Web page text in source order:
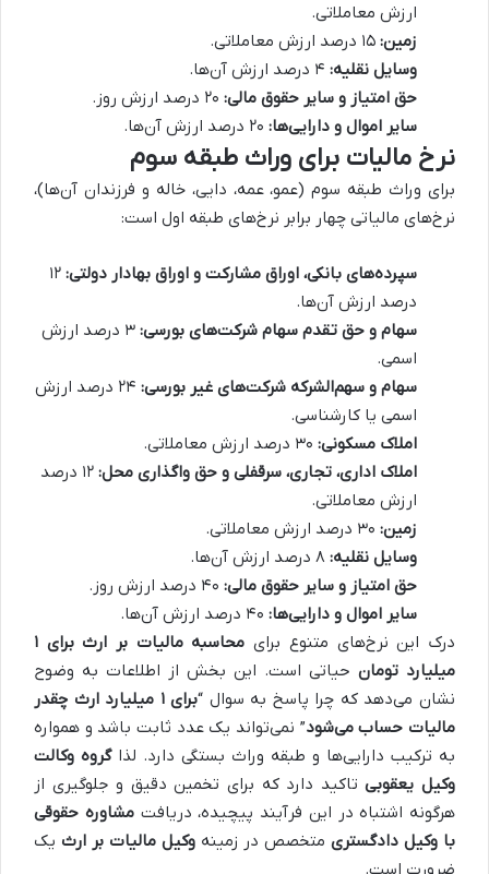
ارزش معاملاتی.
زمین:
وسایل نقلیه:
حق امتیاز و سایر حقوق مالی:
سایر اموال و دارایی‌ها:
نرخ مالیات برای وراث طبقه سوم
برای وراث طبقه سوم (عمو، عمه، دایی، خاله و فرزندان آن‌ها)،
نرخ‌های مالیاتی چهار برابر نرخ‌های طبقه اول است:
سپرده‌های بانکی، اوراق مشارکت و اوراق بهادار دولتی: ۱۲
درصد ارزش آن‌ها.
سهام و حق تقدم سهام شرکت‌های بورسی:
۳ درصد ارزش
اسمی.
سهام و سهم‌الشرکه شرکت‌های غیر بورسی:
۲۴ درصد ارزش
اسمی یا کارشناسی.
املاک مسکونی:
املاک اداری، تجاری، سرقفلی و حق واگذاری محل:
۱۲ درصد
ارزش معاملاتی.
زمین:
وسایل نقلیه:
حق امتیاز و سایر حقوق مالی:
سایر اموال و دارایی‌ها:
درک این نرخ‌های متنوع برای
محاسبه مالیات بر ارث برای ۱
میلیارد تومان حیاتی است. این بخش از اطلاعات به وضوح
نشان می‌دهد که چرا پاسخ به سوال “
برای ۱ میلیارد ارث چقدر
مالیات حساب می‌شود” نمی‌تواند یک عدد ثابت باشد و همواره
به ترکیب دارایی‌ها و طبقه وراث بستگی دارد. لذاگروه وکالت
وکیل یعقوبیتاکید دارد که برای تخمین دقیق و جلوگیری از
هرگونه اشتباه در این فرآیند پیچیده، دریافتمشاوره حقوقی
با وکیل دادگستریمتخصص در زمینهوکیل مالیات بر ارث یک
ضرورت است.